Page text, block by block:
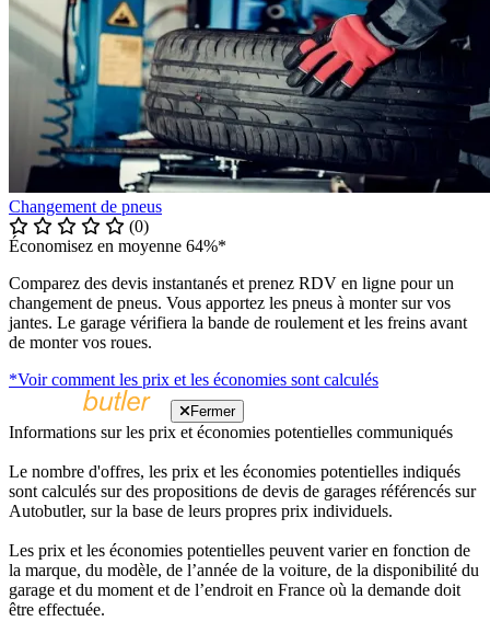
Changement de pneus
(0)
Économisez en moyenne 64%*
Comparez des devis instantanés et prenez RDV en ligne pour un
changement de pneus. Vous apportez les pneus à monter sur vos
jantes. Le garage vérifiera la bande de roulement et les freins avant
de monter vos roues.
*Voir comment les prix et les économies sont calculés
Fermer
Informations sur les prix et économies potentielles communiqués
Le nombre d'offres, les prix et les économies potentielles indiqués
sont calculés sur des propositions de devis de garages référencés sur
Autobutler, sur la base de leurs propres prix individuels.
Les prix et les économies potentielles peuvent varier en fonction de
la marque, du modèle, de l’année de la voiture, de la disponibilité du
garage et du moment et de l’endroit en France où la demande doit
être effectuée.